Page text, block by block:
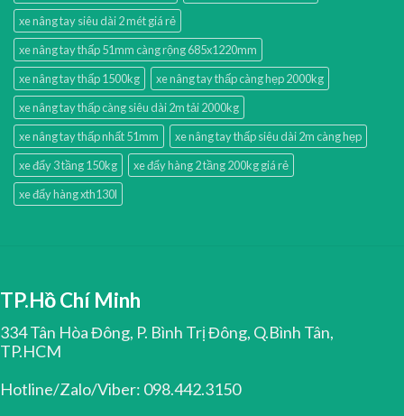
xe nâng tay siêu dài 2 mét giá rẻ
xe nâng tay thấp 51mm càng rộng 685x1220mm
xe nâng tay thấp 1500kg
xe nâng tay thấp càng hẹp 2000kg
xe nâng tay thấp càng siêu dài 2m tải 2000kg
xe nâng tay thấp nhất 51mm
xe nâng tay thấp siêu dài 2m càng hẹp
xe đẩy 3 tầng 150kg
xe đẩy hàng 2 tầng 200kg giá rẻ
xe đẩy hàng xth130l
TP.Hồ Chí Minh
334 Tân Hòa Đông, P. Bình Trị Đông, Q.Bình Tân,
TP.HCM
Hotline/Zalo/Viber: 098.442.3150